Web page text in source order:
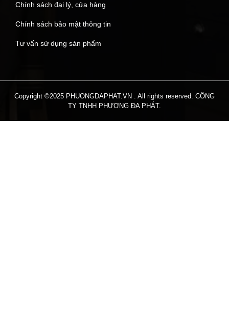
Chính sách đại lý, cửa hàng
Chính sách bảo mật thông tin
Tư vấn sử dụng sản phẩm
Copyright ©2025 PHUONGDAPHAT.VN . All rights reserved. CÔNG
TY TNHH PHƯƠNG ĐA PHÁT.